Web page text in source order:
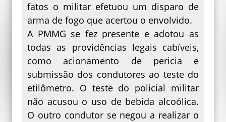
fatos o militar efetuou um disparo de
arma de fogo que acertou o envolvido.
A PMMG se fez presente e adotou as
todas as providências legais cabíveis,
como acionamento de pericia e
submissão dos condutores ao teste do
etilômetro. O teste do policial militar
não acusou o uso de bebida alcoólica.
O outro condutor se negou a realizar o